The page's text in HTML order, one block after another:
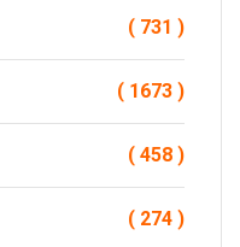
( 731 )
( 1673 )
( 458 )
( 274 )